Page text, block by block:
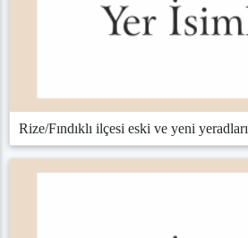
Rize/Fındıklı ilçesi eski ve yeni yeradları